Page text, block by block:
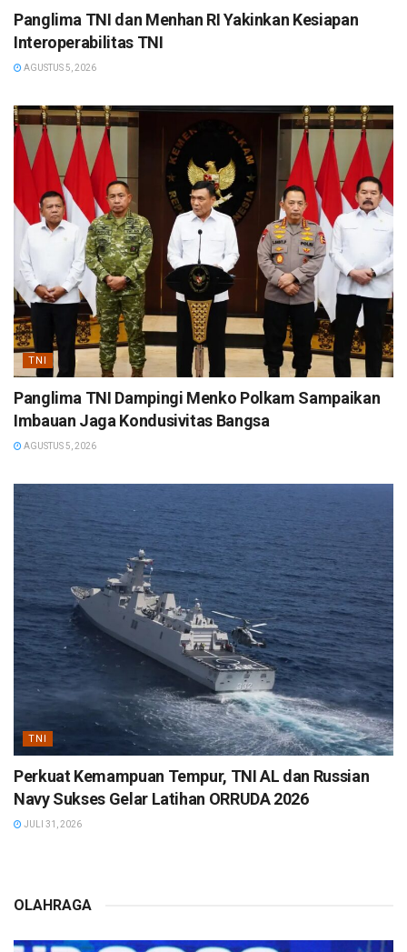
Panglima TNI dan Menhan RI Yakinkan Kesiapan
Interoperabilitas TNI
AGUSTUS 5, 2026
TNI
Panglima TNI Dampingi Menko Polkam Sampaikan
Imbauan Jaga Kondusivitas Bangsa
AGUSTUS 5, 2026
TNI
Perkuat Kemampuan Tempur, TNI AL dan Russian
Navy Sukses Gelar Latihan ORRUDA 2026
JULI 31, 2026
OLAHRAGA